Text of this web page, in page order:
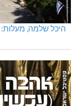
היכל שלמה, מעלות: